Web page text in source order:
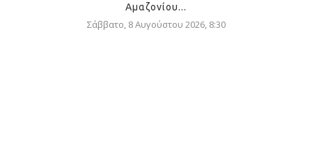
Αμαζονίου...
Σάββατο, 8 Αυγούστου 2026, 8:30